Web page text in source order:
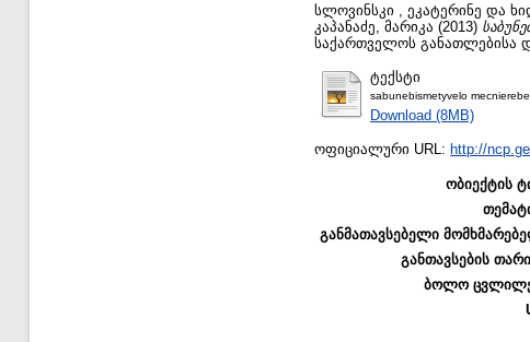
სლოვინსკი , ეკატერინე და
კაპანაძე, მარიკა (2013)
საქართველოს განათლებისა
ტექსტი
sabunebismetyvelo
Download (8MB)
ოფიციალური URL: http://
ობიექტის
განმათავსებელი
განთავსების
ბოლო